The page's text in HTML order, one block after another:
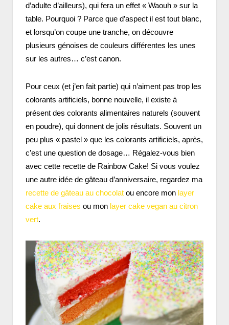
d’adulte d’ailleurs), qui fera un effet « Waouh » sur la
table. Pourquoi ? Parce que d’aspect il est tout blanc,
et lorsqu’on coupe une tranche, on découvre
plusieurs génoises de couleurs différentes les unes
sur les autres… c’est canon.
Pour ceux (et j’en fait partie) qui n’aiment pas trop les
colorants artificiels, bonne nouvelle, il existe à
présent des colorants alimentaires naturels (souvent
en poudre), qui donnent de jolis résultats. Souvent un
peu plus « pastel » que les colorants artificiels, après,
c’est une question de dosage… Régalez-vous bien
avec cette recette de Rainbow Cake! Si vous voulez
une autre idée de gâteau d’anniversaire, regardez ma
recette de gâteau au chocolat ou encore mon layer
cake aux fraises ou mon layer cake vegan au citron
vert.